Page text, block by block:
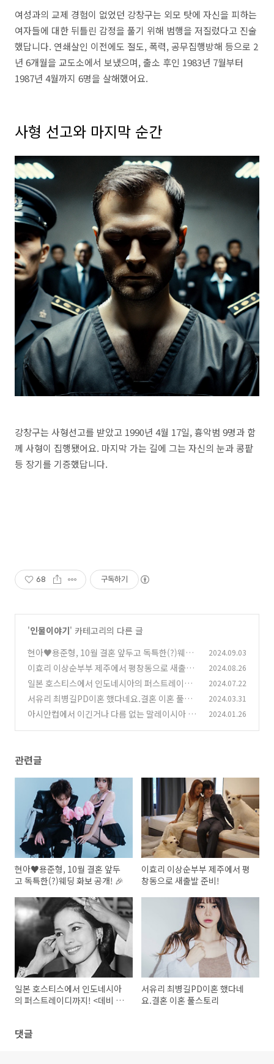
여성과의 교제 경험이 없었던 강창구는 외모 탓에 자신을 피하는
여자들에 대한 뒤틀린 감정을 풀기 위해 범행을 저질렀다고 진술
했답니다. 연쇄살인 이전에도 절도, 폭력, 공무집행방해 등으로 2
년 6개월을 교도소에서 보냈으며, 출소 후인 1983년 7월부터
1987년 4월까지 6명을 살해했어요.
사형 선고와 마지막 순간
강창구는 사형선고를 받았고 1990년 4월 17일, 흉악범 9명과 함
께 사형이 집행됐어요. 마지막 가는 길에 그는 자신의 눈과 콩팥
등 장기를 기증했답니다.
68 구독하기
'인물이야기' 카테고리의 다른 글
현아♥용준형, 10월 결혼 앞두고 독특한(?)웨딩
화보 공개! 🎉 (26)
2024.09.03
이효리 이상순부부 제주에서 평창동으로 새출발
준비! (26)
2024.08.26
일본 호스티스에서 인도네시아의 퍼스트레이디
까지! <데비 수카르노>의 파란만장한 일생
(87)
2024.07.22
서유리 최병길PD이혼 했다네요.결혼 이혼 풀스
토리
(81)
2024.03.31
아시안컵에서 이긴거나 다름 없는 말레이시아 국
2024.01.26
관련글
현아♥용준형, 10월 결혼 앞두
고 독특한(?)웨딩 화보 공개! 🎉
이효리 이상순부부 제주에서 평
창동으로 새출발 준비!
일본 호스티스에서 인도네시아
의 퍼스트레이디까지! <데비 수
서유리 최병길PD이혼 했다네
요.결혼 이혼 풀스토리
댓글